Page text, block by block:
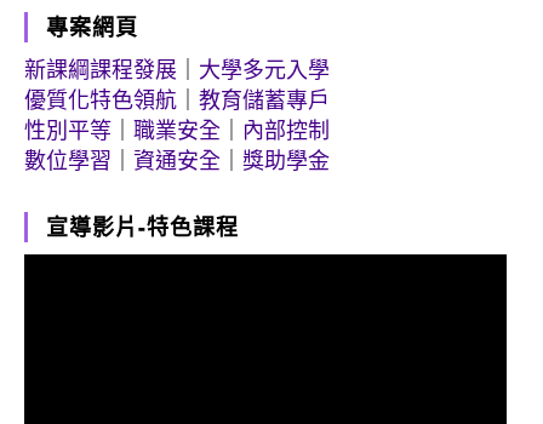
專案網頁
新課綱課程發展
大學多元入學
優質化特色領航
教育儲蓄專戶
性別平等
職業安全
內部控制
數位學習
資通安全 獎助學金
宣導影片-特色課程